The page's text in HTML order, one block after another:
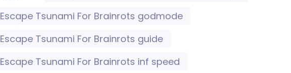
Escape Tsunami For Brainrots godmode
Escape Tsunami For Brainrots guide
Escape Tsunami For Brainrots inf speed